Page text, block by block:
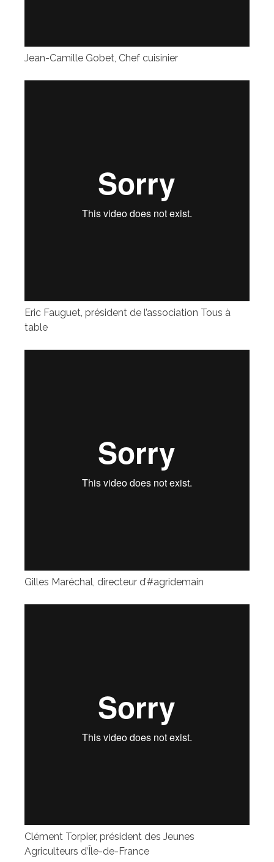
Jean-Camille Gobet, Chef cuisinier
Eric Fauguet, président de l’association Tous à
table
Gilles Maréchal, directeur d’#agridemain
Clément Torpier, président des Jeunes
Agriculteurs d’Île-de-France